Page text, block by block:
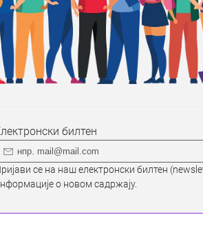
билтен
се на наш електронски билтен
о новом садржају.